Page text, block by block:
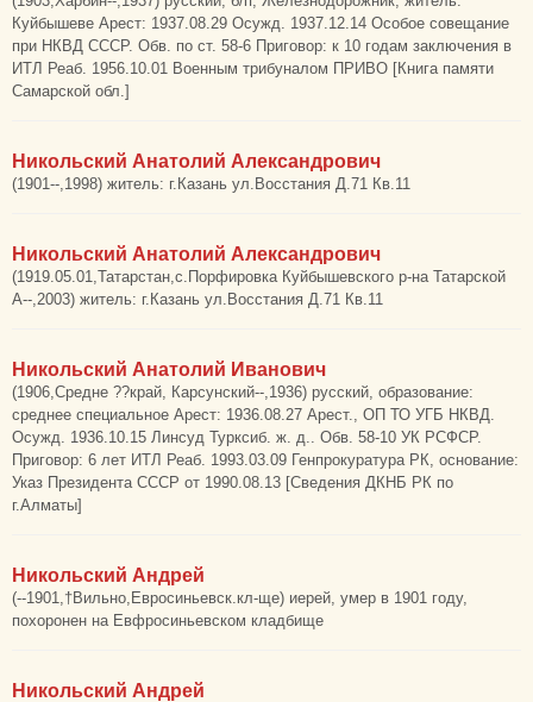
Куйбышеве Арест: 1937.08.29 Осужд. 1937.12.14 Особое совещание
при НКВД СССР. Обв. по ст. 58-6 Приговор: к 10 годам заключения в
ИТЛ Реаб. 1956.10.01 Военным трибуналом ПРИВО [Книга памяти
Самарской обл.]
Никольский Анатолий Александрович
(1901--,1998) житель: г.Казань ул.Восстания Д.71 Кв.11
Никольский Анатолий Александрович
(1919.05.01,Татарстан,с.Порфировка Куйбышевского р-на Татарской
А--,2003) житель: г.Казань ул.Восстания Д.71 Кв.11
Никольский Анатолий Иванович
(1906,Средне ??край, Карсунский--,1936) русский, образование:
среднее специальное Арест: 1936.08.27 Арест., ОП ТО УГБ НКВД.
Осужд. 1936.10.15 Линсуд Турксиб. ж. д.. Обв. 58-10 УК РСФСР.
Приговор: 6 лет ИТЛ Реаб. 1993.03.09 Генпрокуратура РК, основание:
Указ Президента СССР от 1990.08.13 [Сведения ДКНБ РК по
г.Алматы]
Никольский Андрей
(--1901,†Вильно,Евросиньевск.кл-ще) иерей, умер в 1901 году,
похоронен на Евфросиньевском кладбище
Никольский Андрей